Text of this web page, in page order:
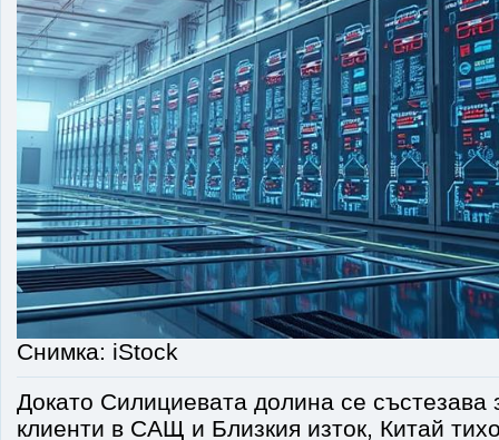
Снимка: iStock
Докато Силициевата долина се състезава
клиенти в САЩ и Близкия изток, Китай